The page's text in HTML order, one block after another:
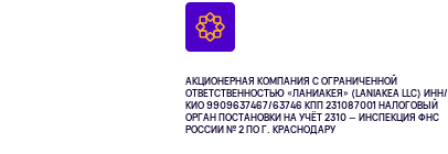
АКЦИОНЕРНАЯ КОМПАНИЯ С ОГРАНИЧЕННОЙ
ОТВЕТСТВЕННОСТЬЮ «ЛАНИАКЕЯ» (LANIAKEA LLC) ИНН/
КИО 9909637467/63746 КПП 231087001 НАЛОГОВЫЙ
ОРГАН ПОСТАНОВКИ НА УЧЁТ 2310 — ИНСПЕКЦИЯ ФНС
РОССИИ № 2 ПО Г. КРАСНОДАРУ